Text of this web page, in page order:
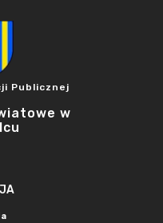
Publicznej
w